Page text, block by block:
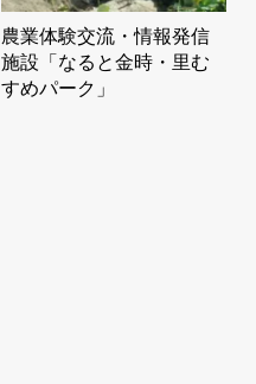
農業体験交流・情報発信
施設「なると金時・里む
すめパーク」